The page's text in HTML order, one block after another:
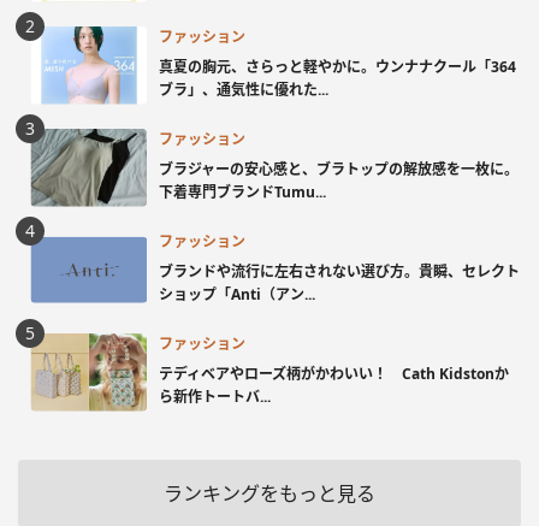
ファッション
真夏の胸元、さらっと軽やかに。ウンナナクール「364
ブラ」、通気性に優れた...
ファッション
ブラジャーの安心感と、ブラトップの解放感を一枚に。
下着専門ブランドTumu...
ファッション
ブランドや流行に左右されない選び方。貴瞬、セレクト
ショップ「Anti（アン...
ファッション
テディベアやローズ柄がかわいい！ Cath Kidstonか
ら新作トートバ...
ランキングをもっと見る